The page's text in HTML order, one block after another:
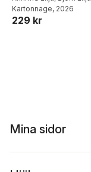
livets alla
pengafrågor
Kartonnage, 2026
229 kr
Mina sidor